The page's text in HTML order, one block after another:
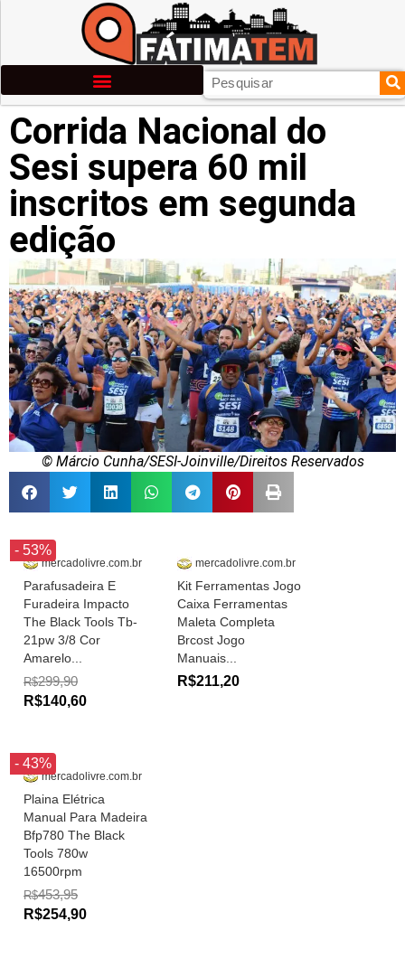
Corrida Nacional do
Sesi supera 60 mil
inscritos em segunda
edição
© Márcio Cunha/SESI-Joinville/Direitos Reservados
- 53%
mercadolivre.com.br
Parafusadeira E
Furadeira Impacto
The Black Tools Tb-
21pw 3/8 Cor
Amarelo...
R$299,90
R$140,60
mercadolivre.com.br
Kit Ferramentas Jogo
Caixa Ferramentas
Maleta Completa
Brcost Jogo
Manuais...
R$211,20
- 43%
mercadolivre.com.br
Plaina Elétrica
Manual Para Madeira
Bfp780 The Black
Tools 780w
16500rpm
R$453,95
R$254,90